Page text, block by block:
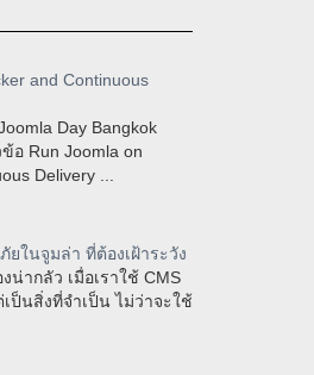
and Continuous
Day Bangkok
อ Run Joomla on
Delivery ...
ยในจูมล่า ที่ต้องเฝ้าระวัง
น่ากลัว เมื่อเราใช้ CMS
ป็นสิ่งที่จำเป็น ไม่ว่าจะใช้